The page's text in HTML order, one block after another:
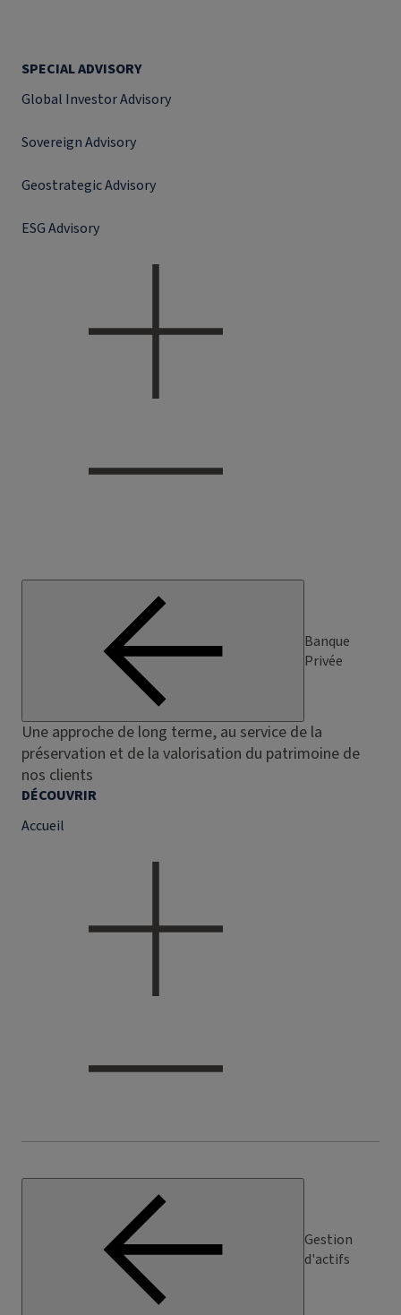
SPECIAL ADVISORY
Global Investor Advisory
Sovereign Advisory
Geostrategic Advisory
ESG Advisory
Banque
Privée
Une approche de long terme, au service de la
préservation et de la valorisation du patrimoine de
nos clients
DÉCOUVRIR
Accueil
Gestion
d'actifs